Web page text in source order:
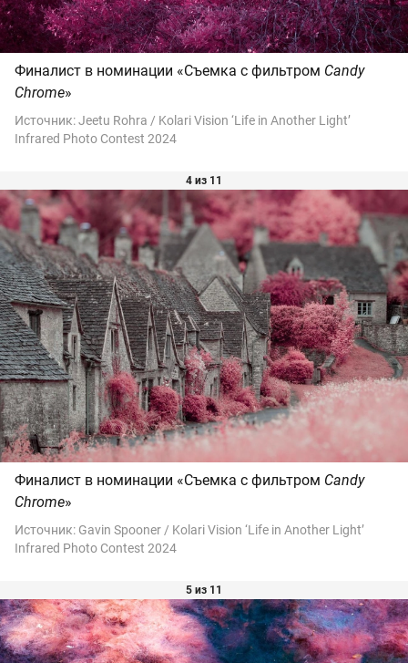
Финалист в номинации «Съемка с фильтром Candy
Chrome»
Источник:Jeetu Rohra / Kolari Vision ‘Life in Another Light’
Infrared Photo Contest 2024
4 из 11
Финалист в номинации «Съемка с фильтром Candy
Chrome»
Источник: Gavin Spooner / Kolari Vision ‘Life in Another Light’
Infrared Photo Contest 2024
5 из 11